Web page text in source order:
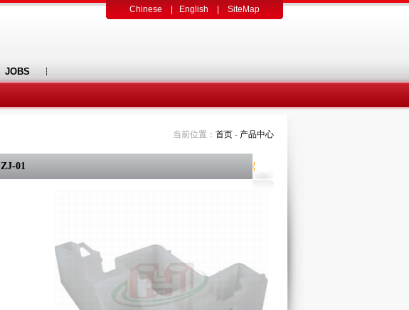
Chinese| English SiteMap
JOBS
当前位置： 首页- 产品中心
ZJ-01